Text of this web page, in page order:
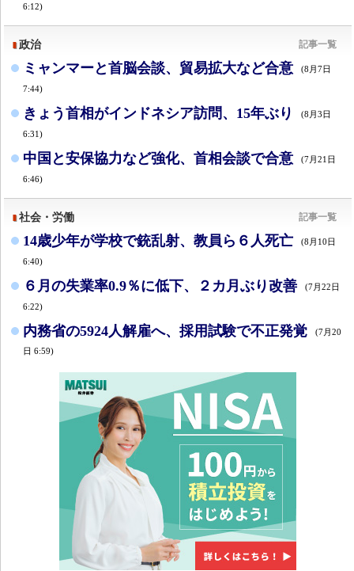
6:12)
政治 記事一覧
ミャンマーと首脳会談、貿易拡大など合意 (8月7日
7:44)
きょう首相がインドネシア訪問、15年ぶり (8月3日
6:31)
中国と安保協力など強化、首相会談で合意 (7月21日
6:46)
社会・労働 記事一覧
14歳少年が学校で銃乱射、教員ら６人死亡 (8月10日
6:40)
６月の失業率0.9％に低下、２カ月ぶり改善 (7月22日
6:22)
内務省の5924人解雇へ、採用試験で不正発覚
(7月20
日 6:59)